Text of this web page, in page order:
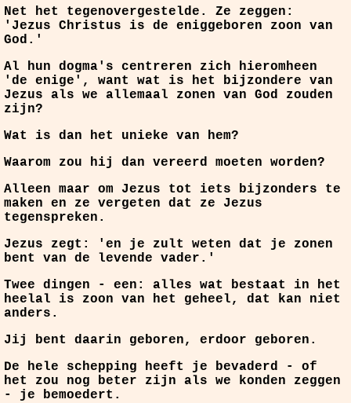
Net het tegenovergestelde. Ze zeggen:
'Jezus Christus is de eniggeboren zoon van
God.'
Al hun dogma's centreren zich hieromheen
'de enige', want wat is het bijzondere van
Jezus als we allemaal zonen van God zouden
zijn?
Wat is dan het unieke van hem?
Waarom zou hij dan vereerd moeten worden?
Alleen maar om Jezus tot iets bijzonders te
maken en ze vergeten dat ze Jezus
tegenspreken.
Jezus zegt: 'en je zult weten dat je zonen
bent van de levende vader.'
Twee dingen - een: alles wat bestaat in het
heelal is zoon van het geheel, dat kan niet
anders.
Jij bent daarin geboren, erdoor geboren.
De hele schepping heeft je bevaderd - of
het zou nog beter zijn als we konden zeggen
- je bemoedert.